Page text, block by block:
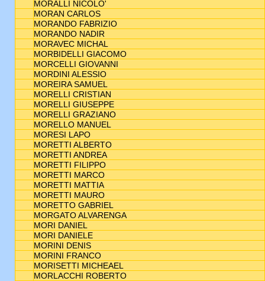
MORALLI NICOLO'
MORAN CARLOS
MORANDO FABRIZIO
MORANDO NADIR
MORAVEC MICHAL
MORBIDELLI GIACOMO
MORCELLI GIOVANNI
MORDINI ALESSIO
MOREIRA SAMUEL
MORELLI CRISTIAN
MORELLI GIUSEPPE
MORELLI GRAZIANO
MORELLO MANUEL
MORESI LAPO
MORETTI ALBERTO
MORETTI ANDREA
MORETTI FILIPPO
MORETTI MARCO
MORETTI MATTIA
MORETTI MAURO
MORETTO GABRIEL
MORGATO ALVARENGA
MORI DANIEL
MORI DANIELE
MORINI DENIS
MORINI FRANCO
MORISETTI MICHEAEL
MORLACCHI ROBERTO